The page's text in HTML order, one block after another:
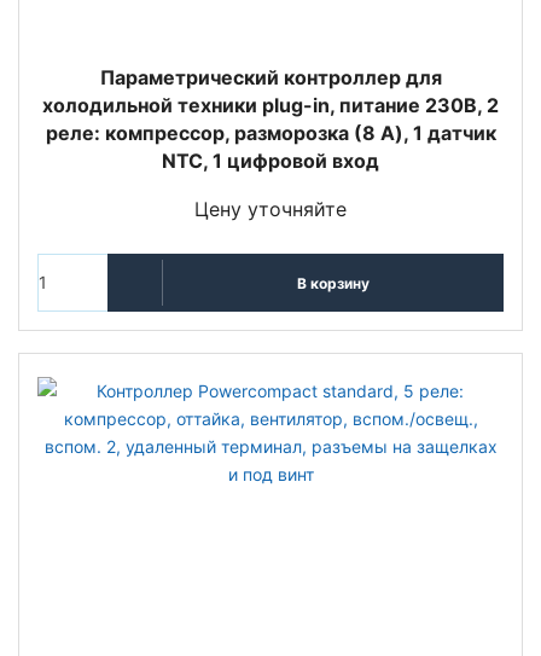
Параметрический контроллер для
холодильной техники plug-in, питание 230В, 2
реле: компрессор, разморозка (8 A), 1 датчик
NTC, 1 цифровой вход
Цену уточняйте
В корзину